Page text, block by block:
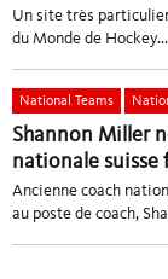
Un site très
du Monde de Hockey...
National Teams
Shannon Miller
nationale suisse
Ancienne coach
au poste de coach,